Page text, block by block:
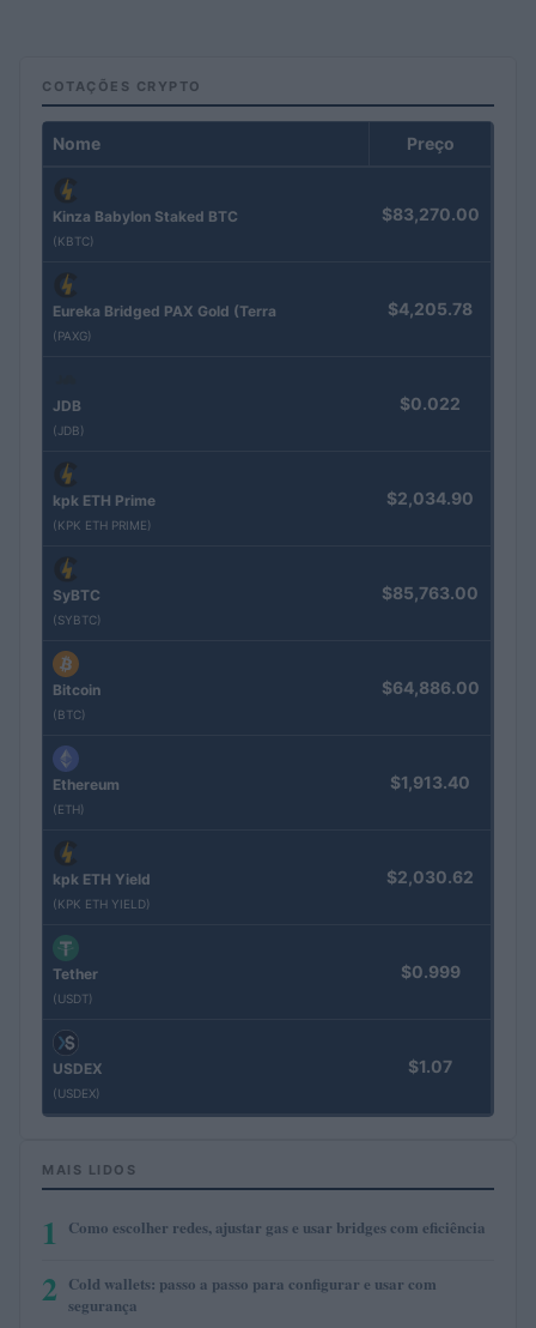
COTAÇÕES CRYPTO
Nome Preço
Kinza Babylon Staked BTC
(KBTC)
$83,270.00
Eureka Bridged PAX Gold (Terra
(PAXG)
$4,205.78
JDB
(JDB)
$0.022
kpk ETH Prime
(KPK ETH PRIME)
$2,034.90
SyBTC
(SYBTC)
$85,763.00
Bitcoin
(BTC)
$64,886.00
Ethereum
(ETH)
$1,913.40
kpk ETH Yield
(KPK ETH YIELD)
$2,030.62
Tether
(USDT)
$0.999
USDEX
(USDEX)
$1.07
MAIS LIDOS
1 Como escolher redes, ajustar gas e usar bridges com eficiência
2 Cold wallets: passo a passo para configurar e usar com
segurança